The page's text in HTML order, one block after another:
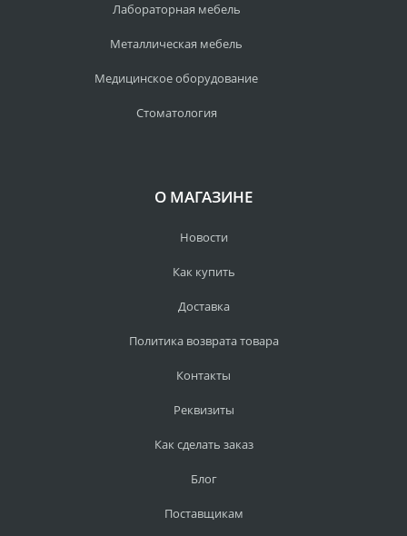
Лабораторная мебель
Металлическая мебель
Медицинское оборудование
Стоматология
О МАГАЗИНЕ
Новости
Как купить
Доставка
Политика возврата товара
Контакты
Реквизиты
Как сделать заказ
Блог
Поставщикам